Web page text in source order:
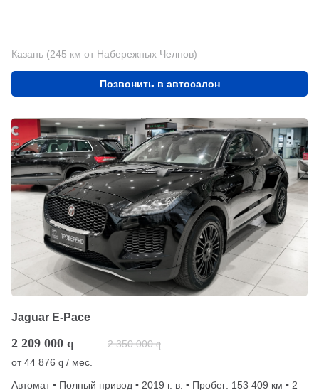
Казань (245 км от Набережных Челнов)
Позвонить в автосалон
Jaguar E-Pace
2 209 000 q 2 350 000 q
от44 876 q / мес.
Автомат • Полный привод • 2019 г. в. • Пробег: 153 409 км • 2